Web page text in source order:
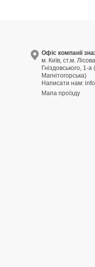
Офіс компанії
м. Київ, ст.м.
Гніздовського, 1-
Магнітогорська)
Написати нам:
Мапа проїзду